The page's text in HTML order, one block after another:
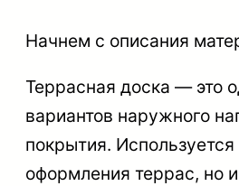
Начнем с описания
Террасная доска — это
вариантов наружного
покрытия. Используется
оформления террас, но